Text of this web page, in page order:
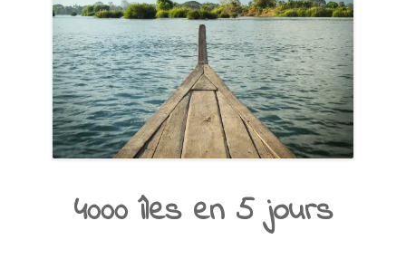
4000 îles en 5 jours